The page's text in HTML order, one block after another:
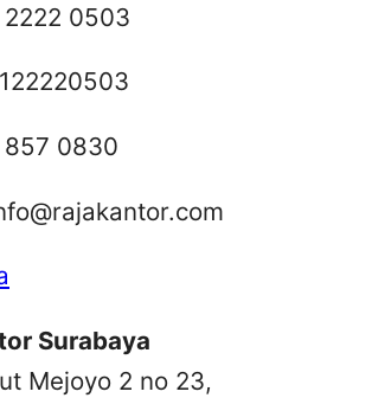
2222 0503
857 0830
Surabaya
Mejoyo 2 no 23,